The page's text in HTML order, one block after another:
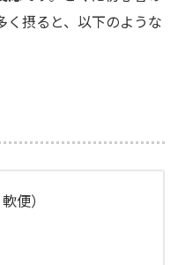
摂ると、以下のような
便）